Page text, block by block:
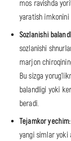
mos ravishda
yaratish imkonini
Sozlanishi
sozlanishi
marjon
Bu sizga
balandligi yoki
beradi.
Tejamkor yechim:
yangi simlar